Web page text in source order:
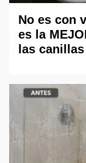
No es con
es la
las